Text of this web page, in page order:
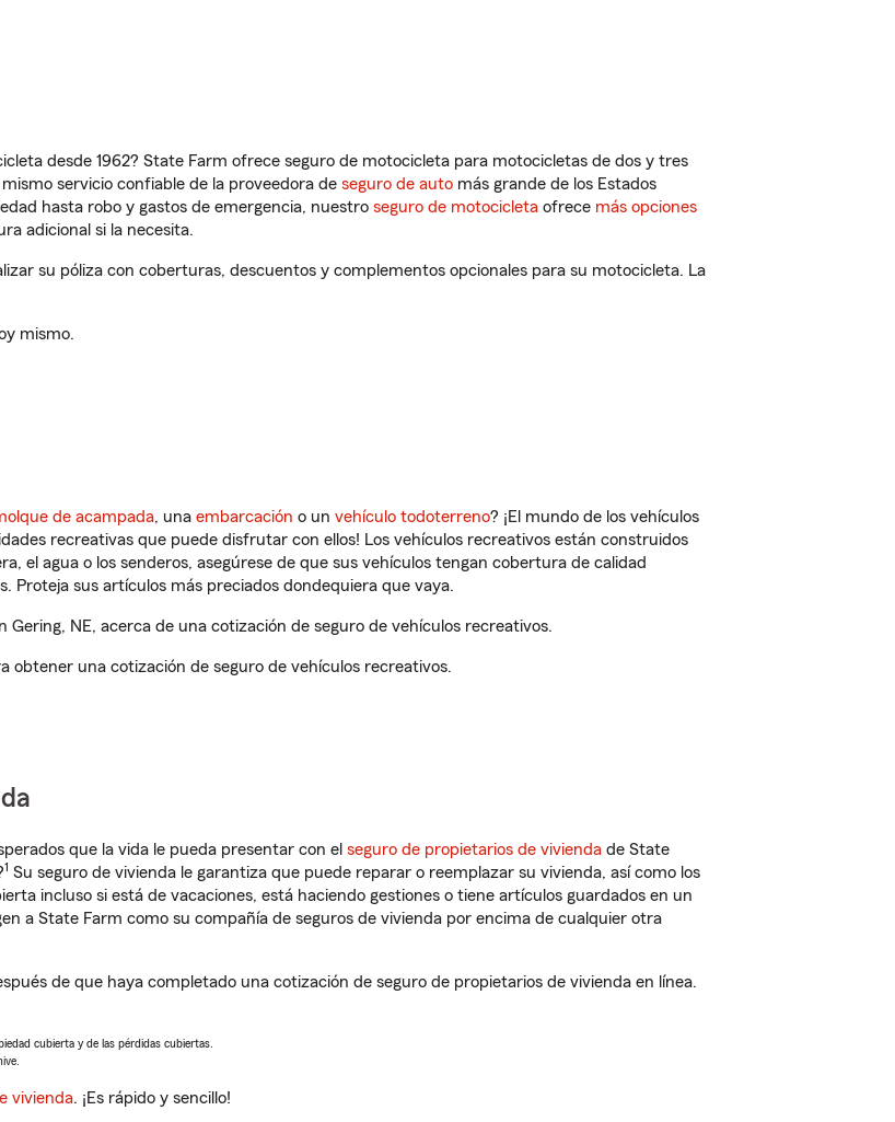
desde 1962? State Farm ofrece seguro de motocicleta para motocicletas de dos y tres
servicio confiable de la proveedora de seguro de auto más grande de los Estados
hasta robo y gastos de emergencia, nuestro seguro de motocicleta ofrece más opciones
adicional si la necesita.
su póliza con coberturas, descuentos y complementos opcionales para su motocicleta. La
mismo.
de acampada, una embarcación o un vehículo todoterreno? ¡El mundo de los vehículos
recreativas que puede disfrutar con ellos! Los vehículos recreativos están construidos
el agua o los senderos, asegúrese de que sus vehículos tengan cobertura de calidad
Proteja sus artículos más preciados dondequiera que vaya.
NE, acerca de una cotización de seguro de vehículos recreativos.
obtener una cotización de seguro de vehículos recreativos.
que la vida le pueda presentar con el seguro de propietarios de vivienda de State
1 Su seguro de vivienda le garantiza que puede reparar o reemplazar su vivienda, así como los
incluso si está de vacaciones, está haciendo gestiones o tiene artículos guardados en un
a State Farm como su compañía de seguros de vivienda por encima de cualquier otra
de que haya completado una cotización de seguro de propietarios de vivienda en línea.
cubierta y de las pérdidas cubiertas.
vivienda. ¡Es rápido y sencillo!